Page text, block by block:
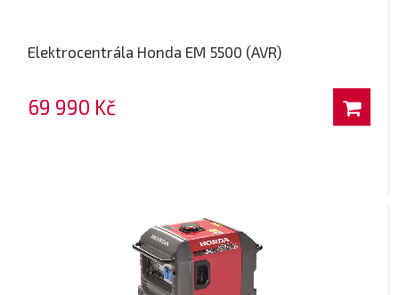
Elektrocentrála Honda EM 5500 (AVR)
69 990 Kč